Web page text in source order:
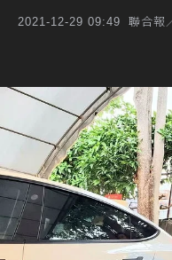
2021-12-29 09:49 聯合報